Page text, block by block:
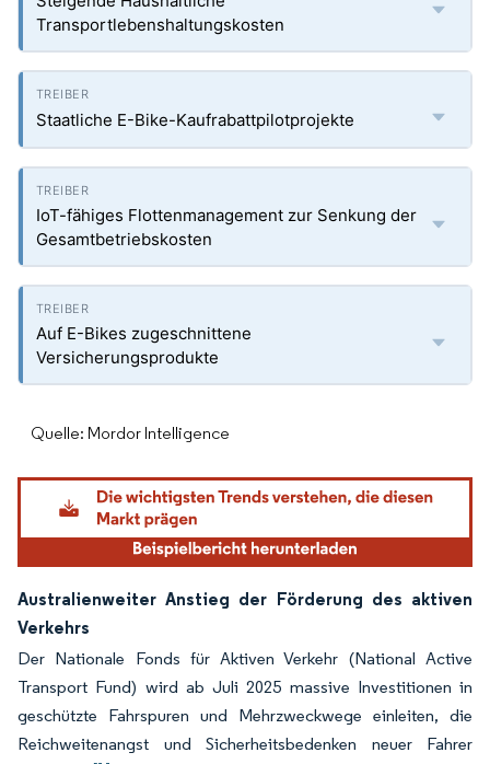
Transportlebenshaltungskosten
Staatliche E-Bike-Kaufrabattpilotprojekte
IoT-fähiges Flottenmanagement zur Senkung der
Gesamtbetriebskosten
Auf E-Bikes zugeschnittene
Versicherungsprodukte
Quelle: Mordor Intelligence
Australienweiter Anstieg der Förderung des aktiven
Verkehrs
Der Nationale Fonds für Aktiven Verkehr (National Active
Transport Fund) wird ab Juli 2025 massive Investitionen in
geschützte Fahrspuren und Mehrzweckwege einleiten, die
Reichweitenangst und Sicherheitsbedenken neuer Fahrer